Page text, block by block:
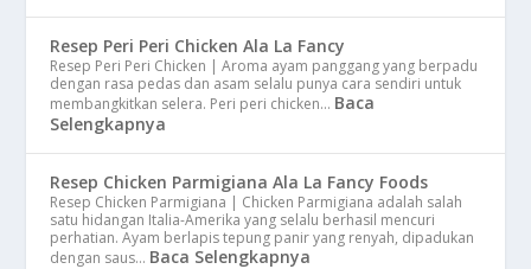
Resep Peri Peri Chicken Ala La Fancy
Resep Peri Peri Chicken | Aroma ayam panggang yang berpadu
dengan rasa pedas dan asam selalu punya cara sendiri untuk
membangkitkan selera. Peri peri chicken… Baca
Selengkapnya
Resep Chicken Parmigiana Ala La Fancy Foods
Resep Chicken Parmigiana | Chicken Parmigiana adalah salah
satu hidangan Italia-Amerika yang selalu berhasil mencuri
perhatian. Ayam berlapis tepung panir yang renyah, dipadukan
dengan saus… Baca Selengkapnya